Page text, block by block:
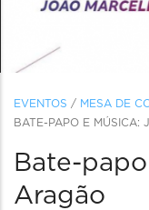
EVENTOS / MESA DE
BATE-PAPO E MÚSICA:
Bate-
Aragão